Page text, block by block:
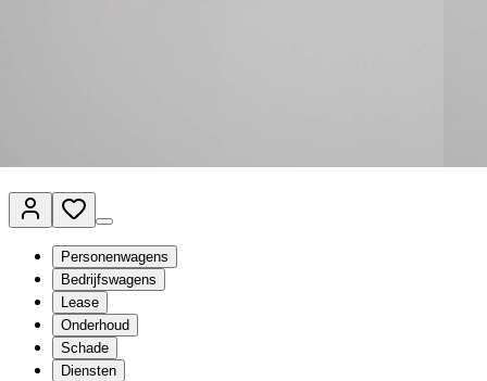
Personenwagens
Bedrijfswagens
Lease
Onderhoud
Schade
Diensten